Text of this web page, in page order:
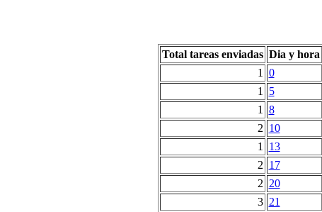
Total tareas enviadas Dia y hora
1
0
1
5
1
8
2 10
1
13
2 17
2 20
3 21